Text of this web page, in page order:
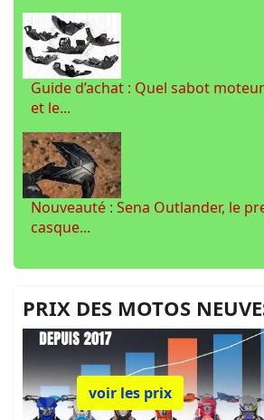
Guide d’achat : Quel sabot
et le...
Nouveauté : Sena Outlander, le
casque...
PRIX DES MOTOS
voir les prix